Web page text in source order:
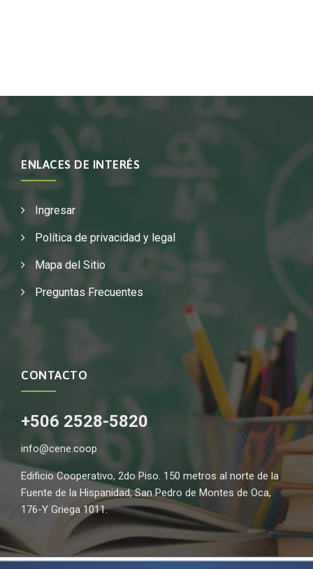
ENLACES DE INTERÉS
Ingresar
Política de privacidad y legal
Mapa del Sitio
Preguntas Frecuentes
CONTACTO
+506 2528-5820
info@cene.coop
Edificio Cooperativo, 2do Piso. 150 metros al norte de la
Fuente de la Hispanidad, San Pedro de Montes de Oca,
176-Y Griega 1011.